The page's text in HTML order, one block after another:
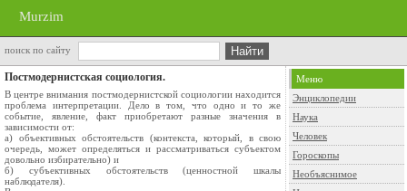
Murzim
поиск по сайту
Постмодернистская социология.
В центре внимания постмодернистской социологии находится
проблема интерпретации. Дело в том, что одно и то же
событие, явление, факт приобретают разные значения в
зависимости от:
а) объективных обстоятельств (контекста, который, в свою
очередь, может определяться и рассматриваться субъектом
довольно избирательно) и
б) субъективных обстоятельств (ценностной шкалы
наблюдателя).
Меню
Энциклопедии
Наука
Человек
Гороскопы
Необъяснимое